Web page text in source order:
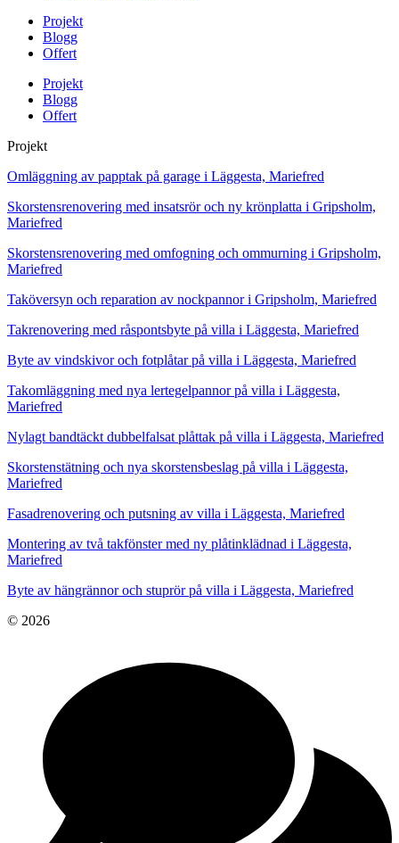
Projekt
Blogg
Offert
Projekt
Blogg
Offert
Projekt
Omläggning av papptak på garage i Läggesta, Mariefred
Skorstensrenovering med insatsrör och ny krönplatta i Gripsholm,
Mariefred
Skorstensrenovering med omfogning och ommurning i Gripsholm,
Mariefred
Taköversyn och reparation av nockpannor i Gripsholm, Mariefred
Takrenovering med råspontsbyte på villa i Läggesta, Mariefred
Byte av vindskivor och fotplåtar på villa i Läggesta, Mariefred
Takomläggning med nya lertegelpannor på villa i Läggesta,
Mariefred
Nylagt bandtäckt dubbelfalsat plåttak på villa i Läggesta, Mariefred
Skorstenstätning och nya skorstensbeslag på villa i Läggesta,
Mariefred
Fasadrenovering och putsning av villa i Läggesta, Mariefred
Montering av två takfönster med ny plåtinklädnad i Läggesta,
Mariefred
Byte av hängrännor och stuprör på villa i Läggesta, Mariefred
© 2026